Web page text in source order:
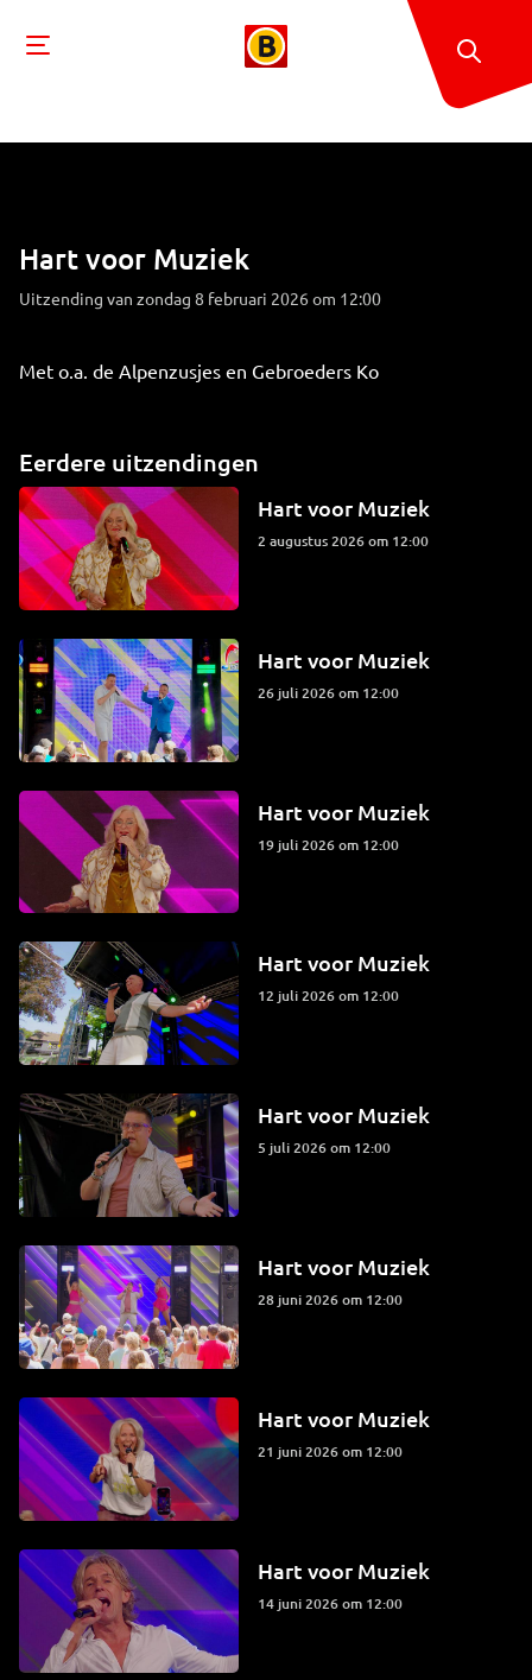
Hart voor Muziek
Uitzending van zondag 8 februari 2026 om 12:00
Met o.a. de Alpenzusjes en Gebroeders Ko
Eerdere uitzendingen
Hart voor Muziek
2 augustus 2026 om 12:00
Hart voor Muziek
26 juli 2026 om 12:00
Hart voor Muziek
19 juli 2026 om 12:00
Hart voor Muziek
12 juli 2026 om 12:00
Hart voor Muziek
5 juli 2026 om 12:00
Hart voor Muziek
28 juni 2026 om 12:00
Hart voor Muziek
21 juni 2026 om 12:00
Hart voor Muziek
14 juni 2026 om 12:00